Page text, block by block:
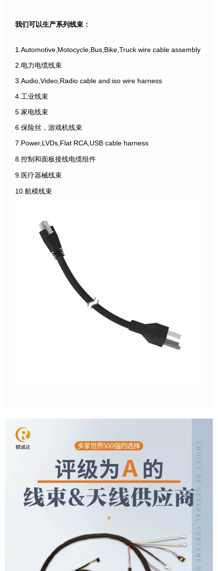
我们可以生产系列线束：
1.Automotive,Motocycle,Bus,Bike,Truck wire cable assembly
2.电力电缆线束
3.Audio,Video,Radio cable and iso wire harness
4.工业线束
5.家电线束
6.保险丝，游戏机线束
7.Power,LVDs,Flat RCA,USB cable harness
8.控制和面板接线电缆组件
9.医疗器械线束
10.航模线束